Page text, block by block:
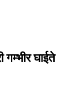
गम्भीर घाईते